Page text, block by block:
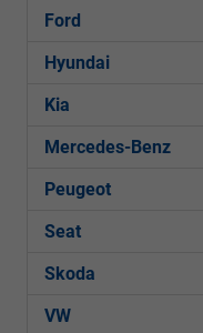
Ford
Hyundai
Kia
Mercedes-Benz
Peugeot
Seat
Skoda
VW